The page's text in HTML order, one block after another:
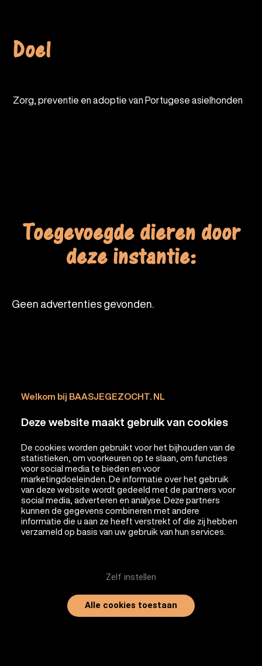
Welkom bij BAASJEGEZOCHT. NL
Deze website maakt gebruik van cookies
De cookies worden gebruikt voor het bijhouden van de
statistieken, om voorkeuren op te slaan, om functies
voor social media te bieden en voor
marketingdoeleinden. De informatie over het gebruik
van deze website wordt gedeeld met de partners voor
social media, adverteren en analyse. Deze partners
kunnen de gegevens combineren met andere
informatie die u aan ze heeft verstrekt of die zij hebben
verzameld op basis van uw gebruik van hun services.
Zelf instellen
Alle cookies toestaan
Doel
Zorg, preventie en adoptie van Portugese asielhonden
Toegevoegde dieren door
deze instantie:
Geen advertenties gevonden.